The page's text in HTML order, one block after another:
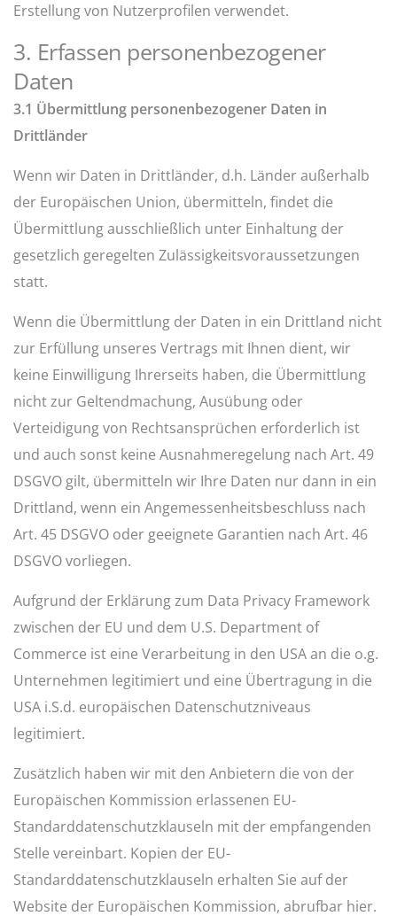
Erstellung von Nutzerprofilen verwendet.
3. Erfassen personenbezogener
Daten
3.1 Übermittlung personenbezogener Daten in
Drittländer
Wenn wir Daten in Drittländer, d.h. Länder außerhalb
der Europäischen Union, übermitteln, findet die
Übermittlung ausschließlich unter Einhaltung der
gesetzlich geregelten Zulässigkeitsvoraussetzungen
statt.
Wenn die Übermittlung der Daten in ein Drittland nicht
zur Erfüllung unseres Vertrags mit Ihnen dient, wir
keine Einwilligung Ihrerseits haben, die Übermittlung
nicht zur Geltendmachung, Ausübung oder
Verteidigung von Rechtsansprüchen erforderlich ist
und auch sonst keine Ausnahmeregelung nach Art. 49
DSGVO gilt, übermitteln wir Ihre Daten nur dann in ein
Drittland, wenn ein Angemessenheitsbeschluss nach
Art. 45 DSGVO oder geeignete Garantien nach Art. 46
DSGVOvorliegen.
Aufgrund der Erklärung zum Data Privacy Framework
zwischen der EU und dem U.S. Department of
Commerce ist eine Verarbeitung in den USA an die o.g.
Unternehmen legitimiert und eine Übertragung in die
USA i.S.d. europäischen Datenschutzniveaus
legitimiert.
Zusätzlich haben wir mit den Anbietern die von der
Europäischen Kommission erlassenen EU-
Standarddatenschutzklauseln mit der empfangenden
Stelle vereinbart. Kopien der EU-
Standarddatenschutzklauseln erhalten Sie auf der
Website der Europäischen Kommission, abrufbar hier.